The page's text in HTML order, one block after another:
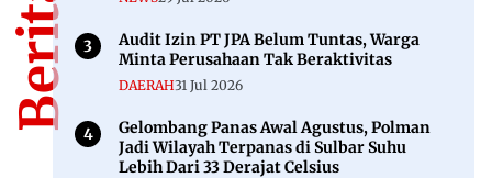
Audit Izin PT JPA Belum Tuntas, Warga
Minta Perusahaan Tak Beraktivitas
DAERAH31 Jul 2026
Gelombang Panas Awal Agustus, Polman
Jadi Wilayah Terpanas di Sulbar Suhu
Lebih Dari 33 Derajat Celsius